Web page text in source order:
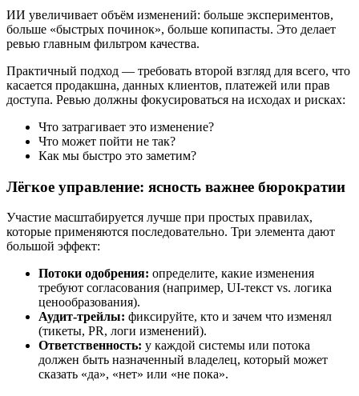
ИИ увеличивает объём изменений: больше экспериментов,
больше «быстрых починок», больше копипасты. Это делает
ревью главным фильтром качества.
Практичный подход — требовать второй взгляд для всего, что
касается продакшна, данных клиентов, платежей или прав
доступа. Ревью должны фокусироваться на исходах и рисках:
Что затрагивает это изменение?
Что может пойти не так?
Как мы быстро это заметим?
Лёгкое управление: ясность важнее бюрократии
Участие масштабируется лучше при простых правилах,
которые применяются последовательно. Три элемента дают
большой эффект:
Потоки одобрения: определите, какие изменения
требуют согласования (например, UI‑текст vs. логика
ценообразования).
Аудит‑трейлы: фиксируйте, кто и зачем что изменял
(тикеты, PR, логи изменений).
Ответственность: у каждой системы или потока
должен быть назначенный владелец, который может
сказать «да», «нет» или «не пока».